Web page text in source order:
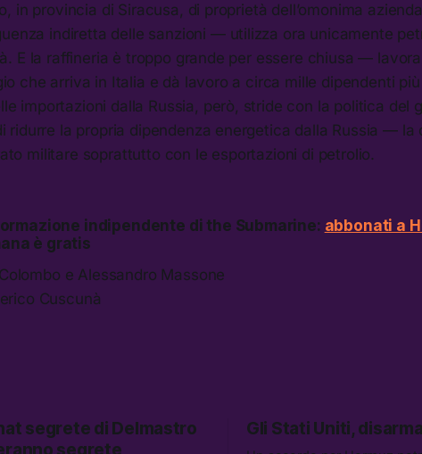
in provincia di Siracusa, di proprietà dell’omonima
indiretta delle sanzioni — utilizza ora unicamente
E la raffineria è troppo grande per essere chiusa — lavora
che arriva in Italia e dà lavoro a circa mille dipendenti
importazioni dalla Russia, però, stride con la politica del
ridurre la propria dipendenza energetica dalla Russia — la
militare soprattutto con le esportazioni di petrolio.
indipendente di the Submarine: abbonati a
è gratis
e Alessandro Massone
Cuscunà
segrete di Delmastro
Gli Stati Uniti,